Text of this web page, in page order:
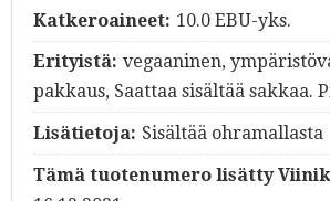
Katkeroaineet: 10.0 EBU-yks.
Erityistä: vegaaninen,
pakkaus, Saattaa sisältää sakkaa.
Lisätietoja: Sisältää ohramallasta
Tämä tuotenumero lisätty